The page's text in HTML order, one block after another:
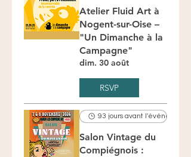
Atelier Fluid Art à
Nogent-sur-Oise –
"Un Dimanche à la
Campagne"
dim. 30 août
RSVP
93 jours avant l'événement
Salon Vintage du
Compiégnois :